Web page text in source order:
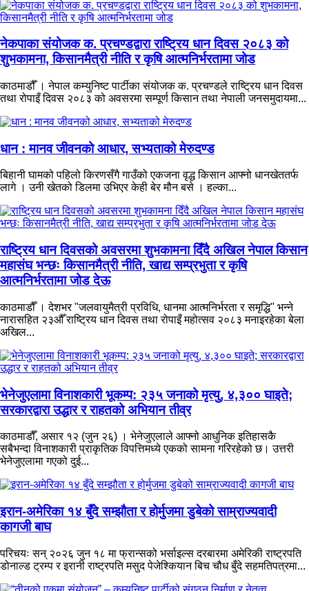
नेकपाका संयोजक क. प्रचण्डद्वारा राष्ट्रिय धान दिवस २०८३ को
शुभकामना, किसानमैत्री नीति र कृषि आत्मनिर्भरतामा जोड
काठमाडौँ । नेपाल कम्युनिष्ट पार्टीका संयोजक क. प्रचण्डले राष्ट्रिय धान दिवस
तथा रोपाइँ दिवस २०८३ को अवसरमा सम्पूर्ण किसान तथा नेपाली जनसमुदायमा...
धान : मानव जीवनको आधार, सभ्यताको मेरुदण्ड
बिहानी घामको पहिलो किरणसँगै गाउँको एकजना वृद्ध किसान आफ्नो धानखेततर्फ
लागे । उनी खेतको डिलमा उभिएर केही बेर मौन बसे । हल्का...
राष्ट्रिय धान दिवसको अवसरमा शुभकामना दिँदै अखिल नेपाल किसान
महासंघ भन्छः किसानमैत्री नीति, खाद्य सम्प्रभुता र कृषि
आत्मनिर्भरतामा जोड देऊ
काठमाडौँ । देशभर "जलवायुमैत्री प्रविधि, धानमा आत्मनिर्भरता र समृद्धि" भन्ने
नारासहित २३औँ राष्ट्रिय धान दिवस तथा रोपाइँ महोत्सव २०८३ मनाइरहेका बेला
अखिल...
भेनेजुएलामा विनाशकारी भूकम्प: २३५ जनाको मृत्यु, ४,३०० घाइते;
सरकारद्वारा उद्धार र राहतको अभियान तीव्र
काठमाडौँ, असार १२ (जुन २६) । भेनेजुएलाले आफ्नो आधुनिक इतिहासकै
सबैभन्दा विनाशकारी प्राकृतिक विपत्तिमध्ये एकको सामना गरिरहेको छ। उत्तरी
भेनेजुएलामा गएको दुई...
इरान-अमेरिका १४ बुँदे सम्झौता र होर्मुजमा डुबेको साम्राज्यवादी
कागजी बाघ
परिचयः सन् २०२६ जुन १८ मा फ्रान्सको भर्साइल्स दरबारमा अमेरिकी राष्ट्रपति
डोनाल्ड ट्रम्प र इरानी राष्ट्रपति मसुद पेजेश्कियान बिच चौध बुँदे सहमतिपत्रमा...